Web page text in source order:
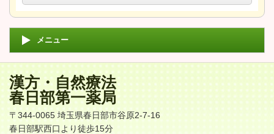
メニュー
漢方・自然療法
春日部第一薬局
〒344-0065 埼玉県春日部市谷原2-7-16
春日部駅西口より徒歩15分